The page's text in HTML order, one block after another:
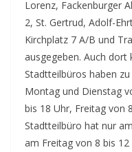
Lorenz, Fackenburger
2, St. Gertrud, Adolf-
Kirchplatz 7 A/B und
ausgegeben. Auch dort
Stadtteilbüros haben
Montag und Dienstag
bis 18 Uhr, Freitag von
Stadtteilbüro hat nur
am Freitag von 8 bis